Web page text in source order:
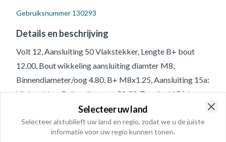
Gebruiksnummer 130293
Details en beschrijving
Volt 12, Aansluiting 50 Vlakstekker, Lengte B+ bout
12.00, Bout wikkeling aansluiting diamter M8,
Binnendiameter/oog 4.80, B+ M8x1.25, Aansluiting 15a:
Vlakstekker, Buitendiameter 50.30, Terminal 15A/mm
6.30-15.10, Aantal bevestigingsgaten 2, Aantal
terminals: 4, Terminal 50/mm 6.30-15.10, Boutlengte
wikkeling aansluiting 13.00, Buitendiameter/oog 7.60,
Selecteer uw land
Selecteer alstublieft uw land en regio, zodat we u de juiste
informatie voor uw regio kunnen tonen.